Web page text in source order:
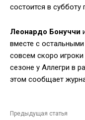
состоится в
Леонардо Бонуччи
вместе с
совсем скоро
сезоне у Аллегри в
этом сообщает
Предыдущая статья